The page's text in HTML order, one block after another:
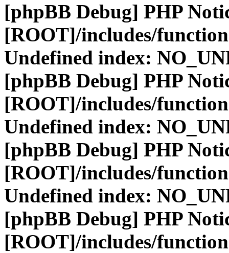
[phpBB Debug] PHP
[ROOT]/includes/
Undefined index:
[phpBB Debug] PHP
[ROOT]/includes/
Undefined index:
[phpBB Debug] PHP
[ROOT]/includes/
Undefined index:
[phpBB Debug] PHP
[ROOT]/includes/